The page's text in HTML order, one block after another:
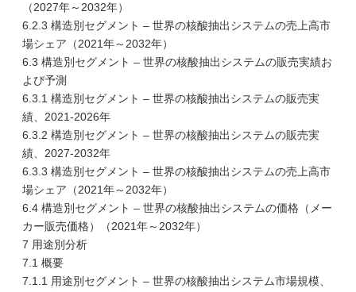
（2027年～2032年）
6.2.3 構造別セグメント – 世界の核酸抽出システムの売上高市
場シェア（2021年～2032年）
6.3 構造別セグメント – 世界の核酸抽出システムの販売実績お
よび予測
6.3.1 構造別セグメント – 世界の核酸抽出システムの販売実
績、2021-2026年
6.3.2 構造別セグメント – 世界の核酸抽出システムの販売実
績、2027-2032年
6.3.3 構造別セグメント – 世界の核酸抽出システムの売上高市
場シェア（2021年～2032年）
6.4 構造別セグメント – 世界の核酸抽出システムの価格（メー
カー販売価格）（2021年～2032年）
7 用途別分析
7.1 概要
7.1.1 用途別セグメント – 世界の核酸抽出システム市場規模、